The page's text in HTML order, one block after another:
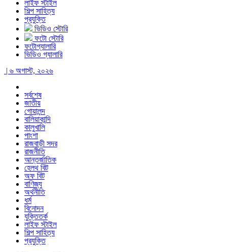
লাইফ স্টাইল
শিল্প সাহিত্য
প্রযুক্তি
ভিডিও স্টোরি
ফটো স্টোরি
ফটোগ্যালারি
ভিডিও গ্যালারি
| ৬ অগাস্ট, ২০২৬
সর্বশেষ
জাতীয়
গোয়ালন্দ
বালিয়াকান্দি
কালুখালি
পাংশা
রাজবাড়ী সদর
রাজনীতি
আন্তর্জাতিক
হেলথ বিট
অফ বিট
বাণিজ্য
অর্থনীতি
ধর্ম
বিনোদন
যুক্তিতর্ক
লাইফ স্টাইল
শিল্প সাহিত্য
প্রযুক্তি